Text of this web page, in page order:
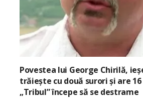
Povestea lui George Chirilă,
trăiește cu două surori și are 16
„Tribul” începe să se destrame